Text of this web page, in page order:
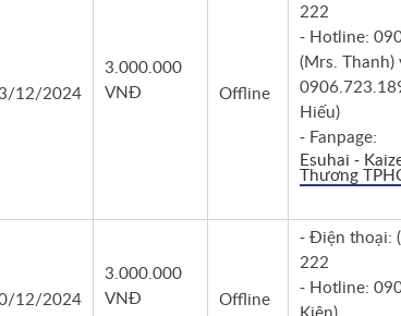
12/2024
3.000.000
VNĐ
Offline
222
- Hotline:
(Mrs. Thanh)
Hiếu)
- Fanpage:
Esuhai -
Thương
12/2024
3.000.000
VNĐ
Offline
- Điện thoại:
222
- Hotline: